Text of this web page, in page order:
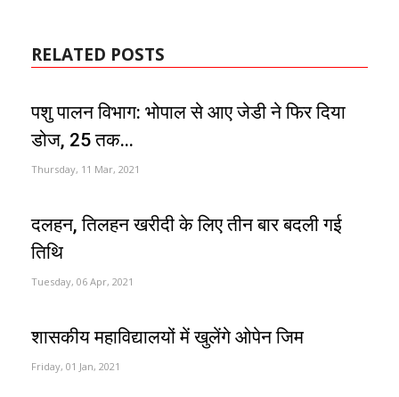
RELATED POSTS
पशु पालन विभाग: भोपाल से आए जेडी ने फिर दिया
डोज, 25 तक...
Thursday, 11 Mar, 2021
दलहन, तिलहन खरीदी के लिए तीन बार बदली गई
तिथि
Tuesday, 06 Apr, 2021
शासकीय महाविद्यालयों में खुलेंगे ओपेन जिम
Friday, 01 Jan, 2021